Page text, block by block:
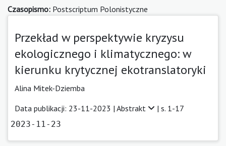
Czasopismo: Postscriptum Polonistyczne
Przekład w perspektywie kryzysu
ekologicznego i klimatycznego: w
kierunku krytycznej ekotranslatoryki
Alina Mitek-Dziemba
Data publikacji: 23-11-2023 | Abstrakt | s. 1-17
2023-11-23